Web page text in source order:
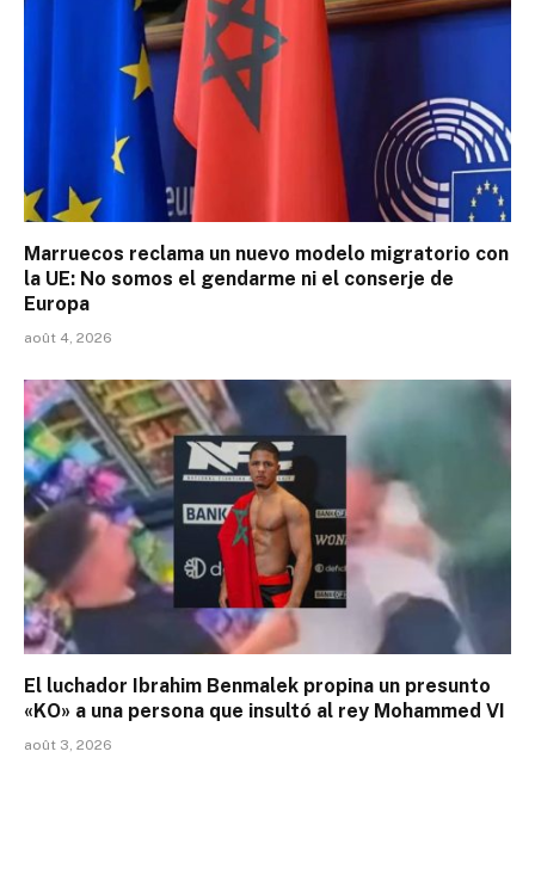
Marruecos reclama un nuevo modelo migratorio con
la UE: No somos el gendarme ni el conserje de
Europa
août 4, 2026
El luchador Ibrahim Benmalek propina un presunto
«KO» a una persona que insultó al rey Mohammed VI
août 3, 2026